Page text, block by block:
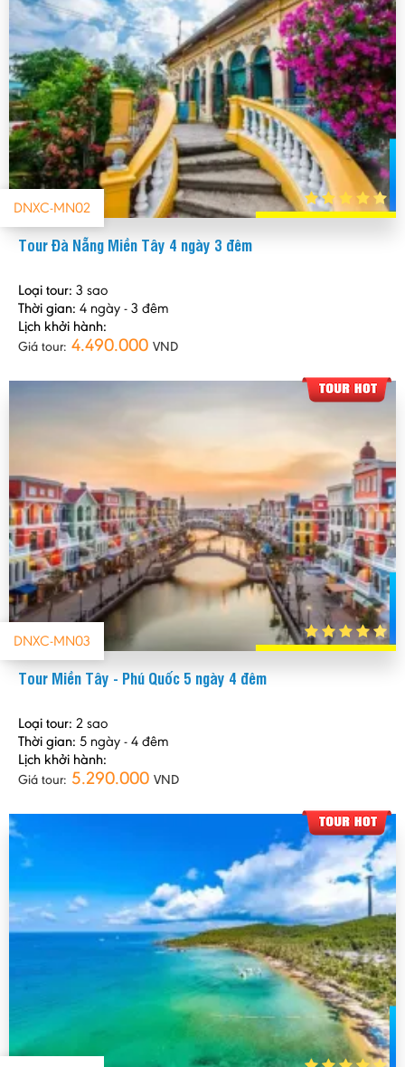
DNXC-MN02
Tour Đà Nẵng Miền Tây 4 ngày 3 đêm
Loại tour: 3 sao
Thời gian: 4 ngày - 3 đêm
Lịch khởi hành:
Giá tour: 4.490.000 VND
DNXC-MN03
Tour Miền Tây - Phú Quốc 5 ngày 4 đêm
Loại tour: 2 sao
Thời gian: 5 ngày - 4 đêm
Lịch khởi hành:
Giá tour: 5.290.000 VND